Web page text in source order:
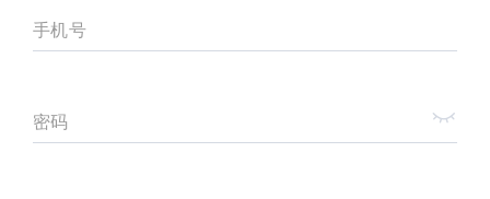
手机号
密码